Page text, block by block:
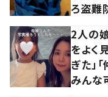
ろ盗難
2人の
をよく
ぎた」
みんな